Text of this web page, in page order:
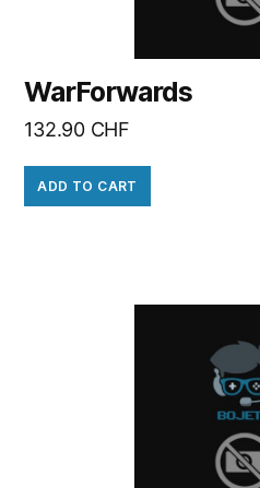
WarForwards
132.90 CHF
ADD TO CART